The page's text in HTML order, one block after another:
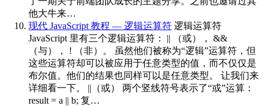
他大牛来…
现代 JavaScript 教程 — 逻辑运算符 逻辑运算符
JavaScript 里有三个逻辑运算符： || （或）， &&
（与）， ! （非）。 虽然他们被称为“逻辑”运算符，但
这些运算符却可以被应用于任意类型的值，而不仅仅是
布尔值。他们的结果也同样可以是任意类型。 让我们来
详细看一下。 ||（或） 两个竖线符号表示了“或”运算：
result = a || b; 复…